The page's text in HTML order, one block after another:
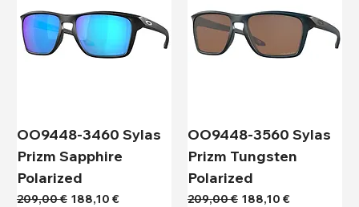
OO9448-3460 Sylas
Prizm Sapphire
Polarized
Κανονική τιμή
209,00 € Τιμή Έκπτωσης
188,10 €
OO9448-3560 Sylas
Prizm Tungsten
Polarized
Κανονική τιμή
209,00 € Τιμή Έκπτωσης
188,10 €